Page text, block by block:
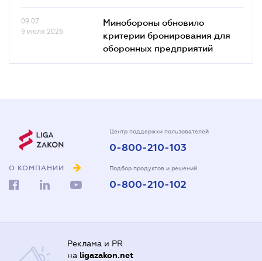
09.07
9 июля 2026
Минобороны обновило
критерии бронирования для
оборонных предприятий
О КОМПАНИИ
Центр поддержки пользователей
0-800-210-103
Подбор продуктов и решений
0-800-210-102
Реклама и PR
на ligazakon.net